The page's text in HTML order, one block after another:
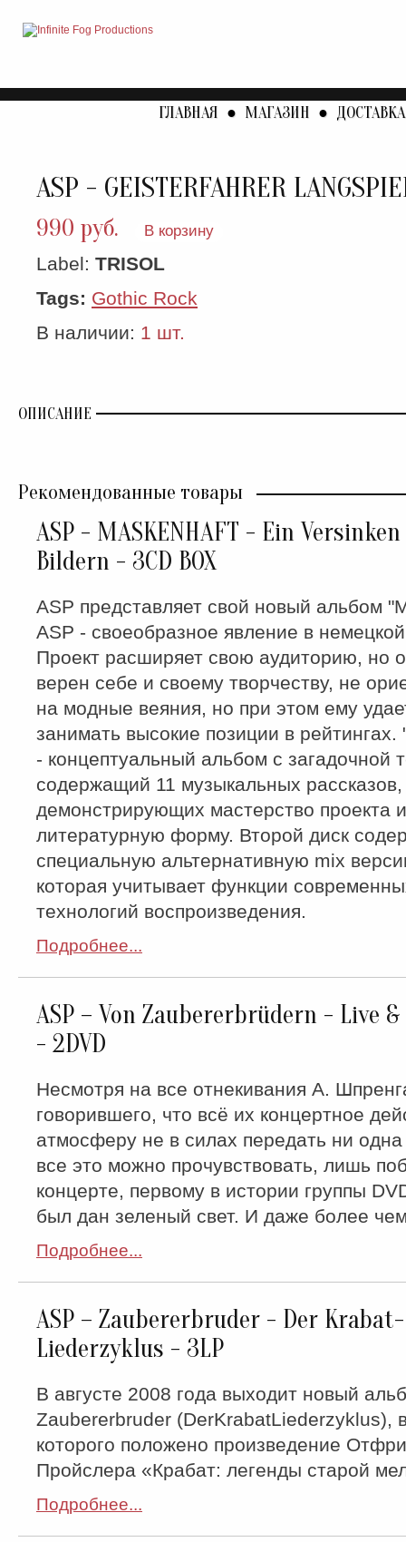
ГЛАВНАЯ ● МАГАЗИН ●
ASP - GEISTERFAHRER
990 руб. В корзину
Label: TRISOL
Tags: Gothic Rock
В наличии: 1 шт.
ОПИСАНИЕ
Рекомендованные товары
ASP - MASKENHAFT - Ein
Bildern - 3CD BOX
ASP представляет свой новый альбом
ASP - своеобразное явление в
Проект расширяет свою аудиторию, но
верен себе и своему творчеству, не
на модные веяния, но при этом ему
занимать высокие позиции в
- концептуальный альбом с загадочной
содержащий 11 музыкальных рассказов,
демонстрирующих мастерство проекта и
литературную форму. Второй диск
специальную альтернативную mix
которая учитывает функции
технологий воспроизведения.
Подробнее...
ASP ‎– Von Zaubererbrüdern - Live
- 2DVD
Несмотря на все отнекивания А.
говорившего, что всё их концертное
атмосферу не в силах передать ни
все это можно прочувствовать, лишь
концерте, первому в истории группы
был дан зеленый свет. И даже более
Подробнее...
ASP ‎– Zaubererbruder - Der Krabat-
Liederzyklus - 3LP
В августе 2008 года выходит новый
Zaubererbruder (DerKrabatLiederzyklus),
которого положено произведение
Пройслера «Крабат: легенды старой
Подробнее...